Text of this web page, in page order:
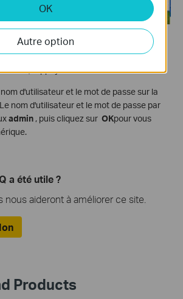
Web et tapez l'adresse IP du
d'adresse (la valeur par défaut est
). Appuyez surEntrée.
d'utilisateur et le mot de passe sur la
nom d'utilisateur et le mot de passe par
admin , puis cliquez sur OKpour vous
a été utile ?
aideront à améliorer ce site.
Products
OK
Autre option